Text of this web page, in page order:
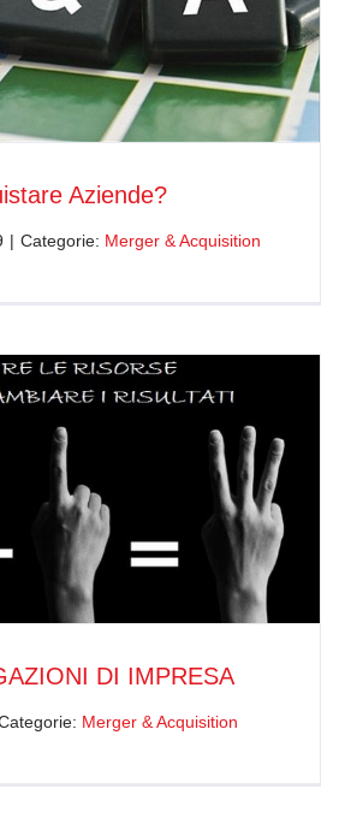
Aziende?
| Categorie: Merger & Acquisition
DI IMPRESA
Merger & Acquisition